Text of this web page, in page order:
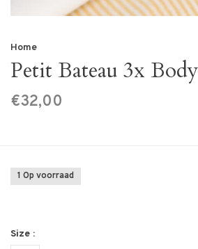
Home
Petit Bateau 3x
€32,00
1 Op voorraad
Size :